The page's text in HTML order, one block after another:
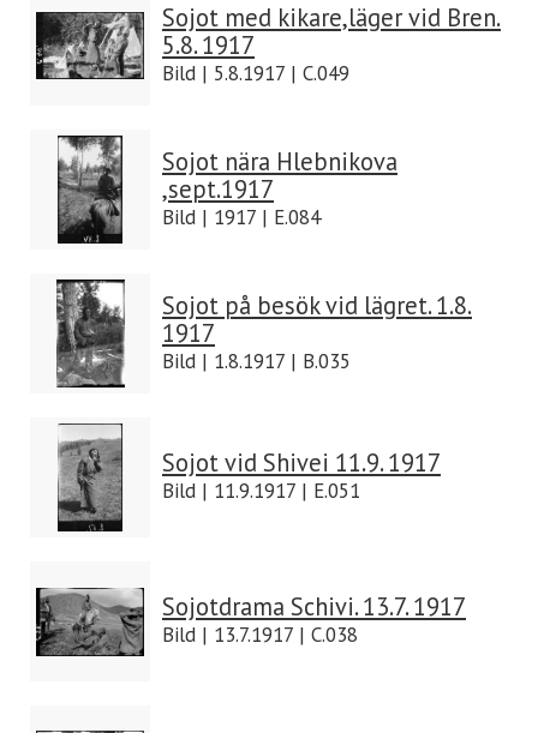
Sojot med kikare,läger vid Bren.
5.8. 1917
Bild | 5.8.1917 | C.049
Sojot nära Hlebnikova
,sept.1917
Bild | 1917 | E.084
Sojot på besök vid lägret. 1.8.
1917
Bild | 1.8.1917 | B.035
Sojot vid Shivei 11.9. 1917
Bild | 11.9.1917 | E.051
Sojotdrama Schivi. 13.7. 1917
Bild | 13.7.1917 | C.038